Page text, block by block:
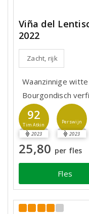
Viña del
2022
Zacht, rijk
Waanzinnige
Bourgondisch
92
Tim Atkin
2023
Perswijn
2023
25,80 per fles
Fles